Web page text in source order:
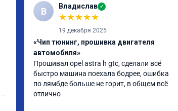
В Владислав ✓
★★★★★
19 декабря 2025
«Чип тюнинг, прошивка двигателя
автомобиля»
Прошивал opel astra h gtc, сделали всё
быстро машина поехала бодрее, ошибка
по лямбде больше не горит, в общем всё
отлично